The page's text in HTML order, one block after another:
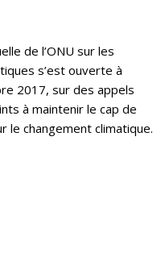
de l’ONU sur les
s’est ouverte à
2017, sur des appels
à maintenir le cap de
le changement climatique.